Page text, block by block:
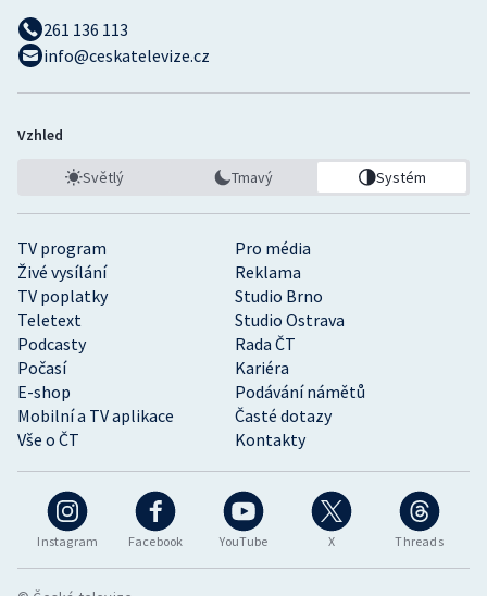
Instagram Facebook YouTube X Threads
TV program
Pro média
Živé vysílání
Reklama
TV poplatky
Studio Brno
Teletext
Studio Ostrava
Podcasty
Rada ČT
Počasí
Kariéra
E-shop
Podávání námětů
Mobilní a TV aplikace
Časté dotazy
Vše o ČT
Kontakty
261 136 113
info@ceskatelevize.cz
Vzhled
Světlý Tmavý Systém